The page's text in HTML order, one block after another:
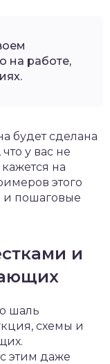
на работе,
будет сделана
у вас не
на
этого
и пошаговые
и
шаль
схемы и
этим даже